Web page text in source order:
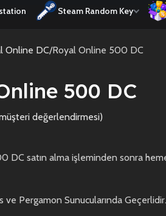
Steam Random Key
Online DC Royal Online 500 DC
500 DC
değerlendirmesi)
DC satın alma işleminden sonra
ve Pergamon Sunucularında Geçerlidir.